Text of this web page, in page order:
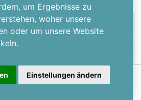
um Ergebnisse zu
woher unsere
oder um unsere Website
Einstellungen ändern